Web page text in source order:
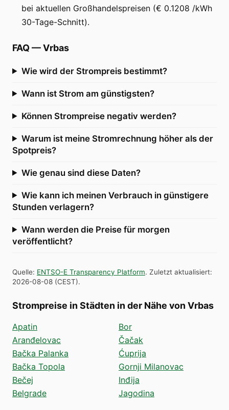
bei aktuellen Großhandelspreisen (€ 0.1208 /kWh
30-Tage-Schnitt).
FAQ —Vrbas
Wie wird der Strompreis bestimmt?
Wann ist Strom am günstigsten?
Können Strompreise negativ werden?
Warum ist meine Stromrechnung höher als der
Spotpreis?
Wie genau sind diese Daten?
Wie kann ich meinen Verbrauch in günstigere
Stunden verlagern?
Wann werden die Preise für morgen
veröffentlicht?
Quelle: ENTSO-E Transparency Platform. Zuletzt aktualisiert:
2026-08-08 (CEST).
Strompreise in Städten in der Nähe von Vrbas
Apatin
Aranđelovac
Bačka Palanka
Bačka Topola
Bečej
Belgrade
Bor
Čačak
Ćuprija
Gornji Milanovac
Inđija
Jagodina